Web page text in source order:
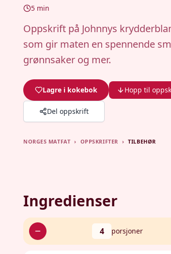
5 min
Oppskrift på Johnnys
som gir maten en spennende
grønnsaker og mer.
Lagre i kokebok Hopp til
Del oppskrift
NORGES MATFAT › OPPSKRIFTER › TILBEHØR
Ingredienser
4 porsjoner